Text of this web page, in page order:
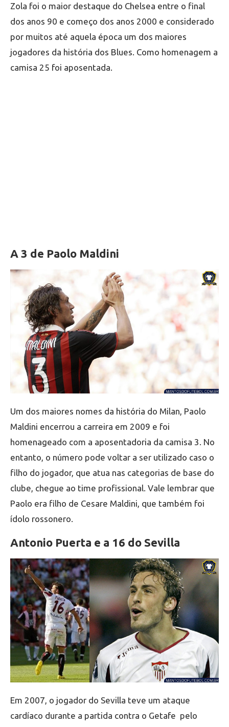
Zola foi o maior destaque do Chelsea entre o final
dos anos 90 e começo dos anos 2000 e considerado
por muitos até aquela época um dos maiores
jogadores da história dos Blues. Como homenagem a
camisa 25 foi aposentada.
A 3 de Paolo Maldini
Um dos maiores nomes da história do Milan, Paolo
Maldini encerrou a carreira em 2009 e foi
homenageado com a aposentadoria da camisa 3. No
entanto, o número pode voltar a ser utilizado caso o
filho do jogador, que atua nas categorias de base do
clube, chegue ao time profissional. Vale lembrar que
Paolo era filho de Cesare Maldini, que também foi
ídolo rossonero.
Antonio Puerta e a 16 do Sevilla
Em 2007, o jogador do Sevilla teve um ataque
cardíaco durante a partida contra o Getafe pelo